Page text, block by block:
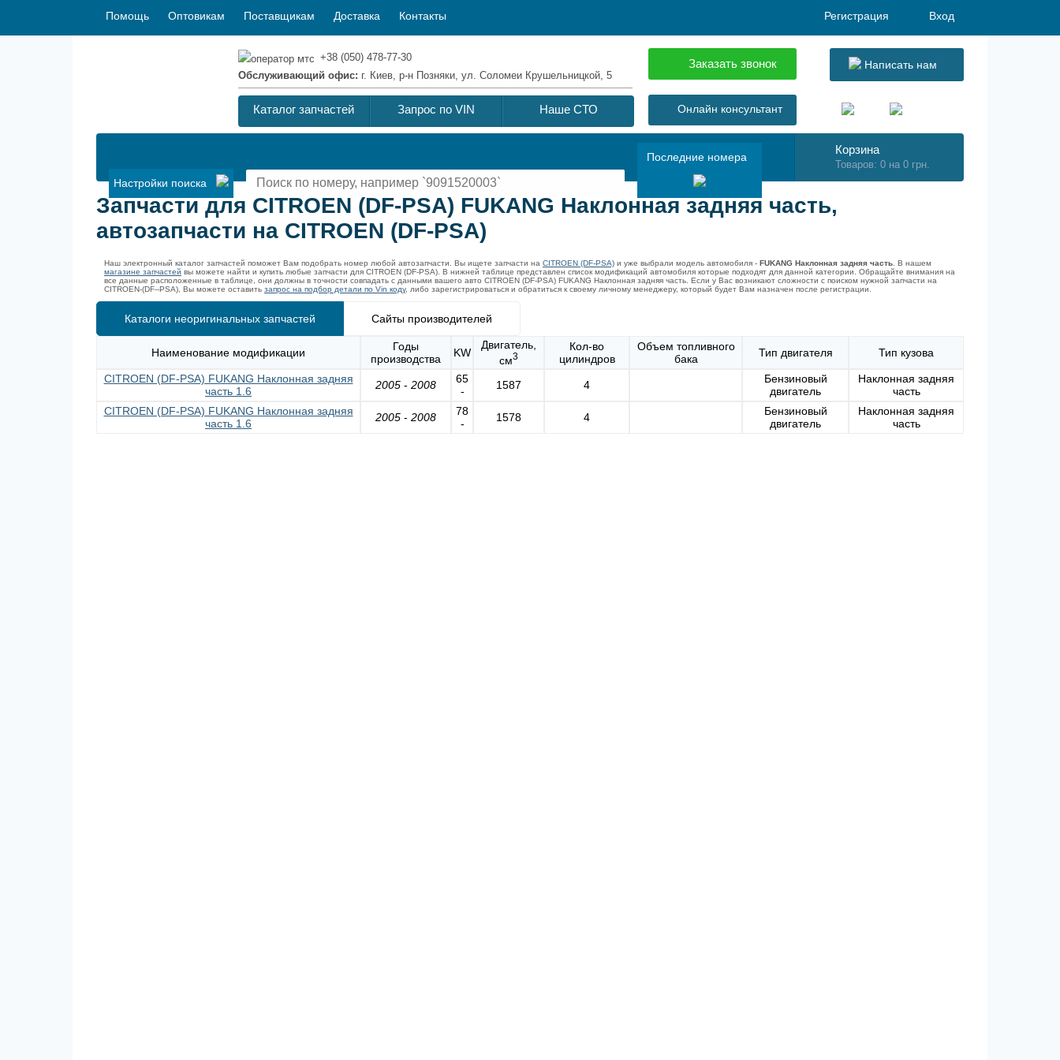
Помощь Оптовикам Поставщикам Доставка Контакты Регистрация Вход
+38 (050) 478-77-30
Обслуживающий офис: г. Киев, р-н Позняки, ул. Соломеи Крушельницкой, 5
Каталог запчастей Запрос по VIN Наше СТО
Написать нам
Заказать звонок
Онлайн консультант
Настройки поиска
Последние номера
Корзина
Товаров: 0 на 0 грн.
Запчасти для CITROEN (DF-PSA) FUKANG Наклонная задняя часть,
автозапчасти на CITROEN (DF-PSA)
Наш электронный каталог запчастей поможет Вам подобрать номер любой автозапчасти. Вы ищете запчасти на CITROEN (DF-PSA) и уже выбрали модель автомобиля - FUKANG Наклонная задняя часть . В нашем
магазине запчастей вы можете найти и купить любые запчасти для CITROEN (DF-PSA). В нижней таблице представлен список модификаций автомобиля которые подходят для данной категории. Обращайте внимания на
все данные расположенные в таблице, они должны в точности совпадать с данными вашего авто CITROEN (DF-PSA) FUKANG Наклонная задняя часть. Если у Вас возникают сложности с поиском нужной запчасти на
CITROEN-(DF--PSA), Вы можете оставить запрос на подбор детали по Vin коду, либо зарегистрироваться и обратиться к своему личному менеджеру, который будет Вам назначен после регистрации.
Каталоги неоригинальных запчастей Сайты производителей
Наименование модификации
Годы
производства
KW
Двигатель,
см3
Кол-во
цилиндров
Объем топливного
бака
Тип двигателя Тип кузова
CITROEN (DF-PSA) FUKANG Наклонная задняя
часть 1.6
2005 - 2008
65
-
1587 4
Бензиновый
двигатель
Наклонная задняя
часть
CITROEN (DF-PSA) FUKANG Наклонная задняя
часть 1.6
2005 - 2008
78
-
1578 4
Бензиновый
двигатель
Наклонная задняя
часть